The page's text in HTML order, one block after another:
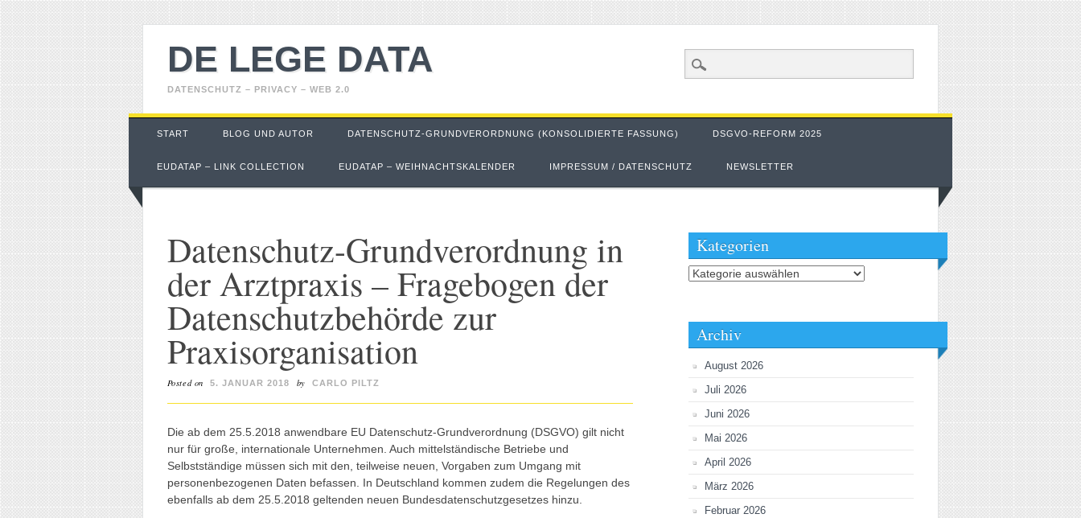
DE LEGE DATA
DATENSCHUTZ – PRIVACY – WEB 2.0
Main menu
Skip
START BLOG UND AUTOR DATENSCHUTZ-GRUNDVERORDNUNG (KONSOLIDIERTE FASSUNG) DSGVO-REFORM 2025
EUDATAP – LINK COLLECTION EUDATAP – WEIHNACHTSKALENDER IMPRESSUM / DATENSCHUTZ NEWSLETTER
Datenschutz-Grundverordnung in
der Arztpraxis – Fragebogen der
Datenschutzbehörde zur
Praxisorganisation
Posted on 5. JANUAR 2018 by CARLO PILTZ
Die ab dem 25.5.2018 anwendbare EU Datenschutz-Grundverordnung (DSGVO) gilt nicht
nur für große, internationale Unternehmen. Auch mittelständische Betriebe und
Selbstständige müssen sich mit den, teilweise neuen, Vorgaben zum Umgang mit
personenbezogenen Daten befassen. In Deutschland kommen zudem die Regelungen des
ebenfalls ab dem 25.5.2018 geltenden neuen Bundesdatenschutzgesetzes hinzu.
Kategorien
Kategorien
Archiv
August 2026
Juli 2026
Juni 2026
Mai 2026
April 2026
März 2026
Februar 2026